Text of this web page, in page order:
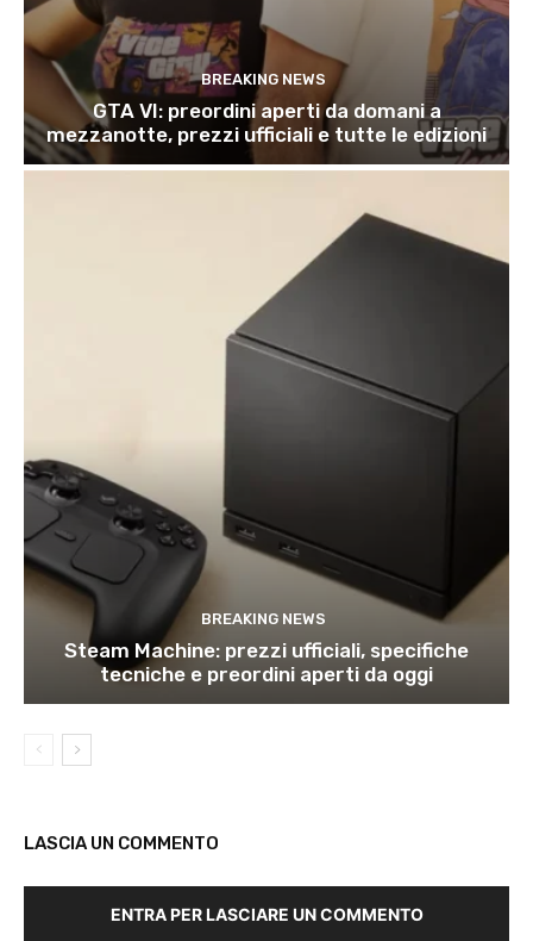
BREAKING NEWS
GTA VI: preordini aperti da domani a
mezzanotte, prezzi ufficiali e tutte le edizioni
BREAKING NEWS
Steam Machine: prezzi ufficiali, specifiche
tecniche e preordini aperti da oggi
LASCIA UN COMMENTO
ENTRA PER LASCIARE UN COMMENTO